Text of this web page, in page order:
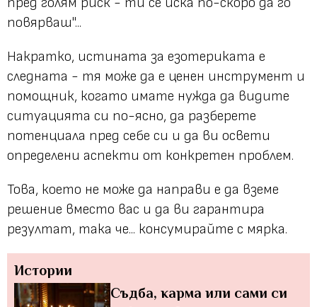
повярваш"...
Накратко, истината за езотериката е
следната - тя може да е ценен инструмент и
помощник, когато имате нужда да видите
ситуацията си по-ясно, да разберете
потенциала пред себе си и да ви освети
определени аспекти от конкретен проблем.
Това, което не може да направи е да вземе
решение вместо вас и да ви гарантира
резултат, така че... консумирайте с мярка.
Истории
Съдба, карма или сами си